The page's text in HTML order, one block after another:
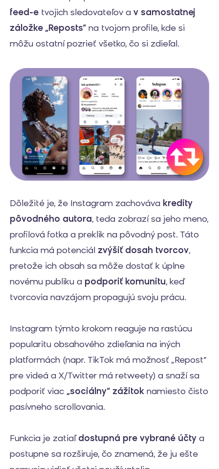
feed-e tvojich sledovateľov a v samostatnej
záložke „Reposts“ na tvojom profile, kde si
môžu ostatní pozrieť všetko, čo si zdieľal.
Dôležité je, že Instagram zachováva kredity
pôvodného autora, teda zobrazí sa jeho meno,
profilová fotka a preklik na pôvodný post. Táto
funkcia má potenciál zvýšiť dosah tvorcov,
pretože ich obsah sa môže dostať k úplne
novému publiku a podporiť komunitu, keď
tvorcovia navzájom propagujú svoju prácu.
Instagram týmto krokom reaguje na rastúcu
popularitu obsahového zdieľania na iných
platformách (napr. TikTok má možnosť „Repost“
pre videá a X/Twitter má retweety) a snaží sa
podporiť viac „sociálny“ zážitok namiesto čisto
pasívneho scrollovania.
Funkcia je zatiaľ dostupná pre vybrané účty a
postupne sa rozširuje, čo znamená, že ju ešte